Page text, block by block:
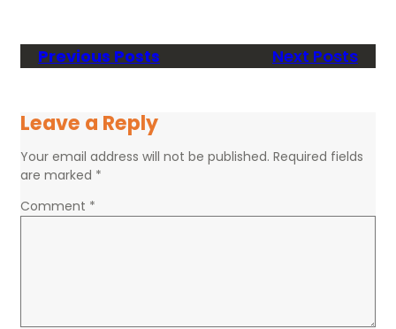
Previous Posts Next Posts
Leave a Reply
Your email address will not be published. Required fields
are marked *
Comment *